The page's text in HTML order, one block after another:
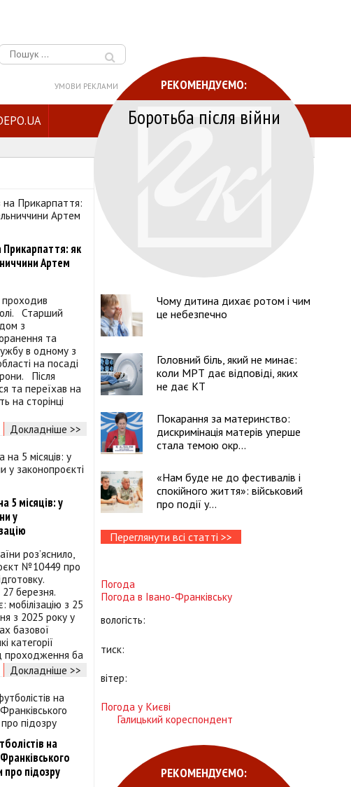
УМОВИ РЕКЛАМИ
Прикарпаття: як
Артем
проходив
Старший
з
та
в одному з
на посаді
Після
та переїхав на
на сторінці
Докладніше >>
5 місяців: у
у
роз’яснило,
№10449 про
березня.
з 25
з 2025 року у
базової
категорії
проходження ба
Докладніше >>
на
підозру
РЕКОМЕНДУЄМО:
Боротьба після війни
Чому дитина дихає ротом і чим
це небезпечно
Головний біль, який не минає:
коли МРТ дає відповіді, яких
не дає КТ
Покарання за материнство:
дискримінація матерів уперше
стала темою окр...
«Нам буде не до фестивалів і
спокійного життя»: військовий
про події у...
Переглянути всі статті >>
Погода
Погода в Івано-Франківську
вологість:
тиск:
вітер:
Погода у Києві
Галицький кореспондент
РЕКОМЕНДУЄМО: